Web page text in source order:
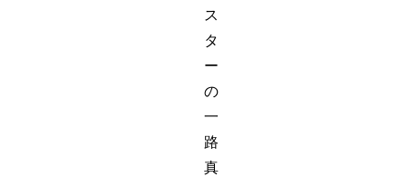
ス
タ
ー
の
一
路
真